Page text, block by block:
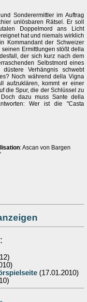
Sonderermittler im Auftrag
unlösbaren Rätsel. Er soll
Doppelmord ans Licht
hat und niemals wirklich
Kommandant der Schweizer
Ermittlungen stößt della
der sich kurz nach dem
Selbstmord eines
düstere Verhängnis schwebt
Noch während della Vigna
aufzuklären, kommt er einer
die Spur, die der Schlüssel zu
dazu muss Sante della
Wer ist die "Casta
: Ascan von Bargen
:
(17.01.2010)